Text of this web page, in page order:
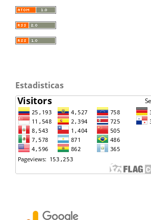
Estadisticas